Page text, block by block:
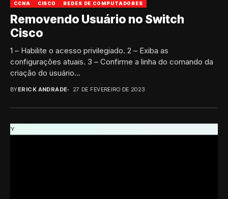
CCNA CISCO REDES DE COMPUTADORES
Removendo Usuário no Switch
Cisco
1 – Habilite o acesso privilegiado. 2 – Exiba as
configurações atuais. 3 – Confirme a linha do comando da
criação do usuário...
BYERICK ANDRADE 27 DE FEVEREIRO DE 2023